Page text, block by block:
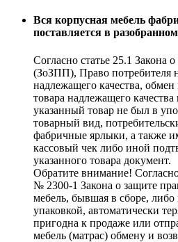
Вся корпусная мебель
поставляется в
Согласно статье 25.1 Закона
(ЗоЗПП), Право потребителя
надлежащего качества,
товара надлежащего качества
указанный товар не был в
товарный вид,
фабричные ярлыки, а также
кассовый чек либо иной
указанного товара документ.
Обратите внимание!
№ 2300-1 Закона о защите
мебель, бывшая в сборе, либо
упаковкой, автоматически
пригодна к продаже или
мебель (матрас) обмену и